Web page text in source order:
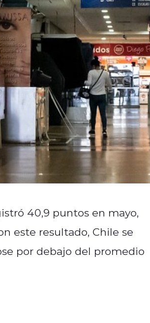
40,9 puntos en mayo,
este resultado, Chile se
por debajo del promedio